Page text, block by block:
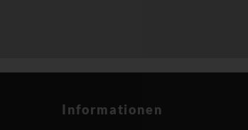
Informationen